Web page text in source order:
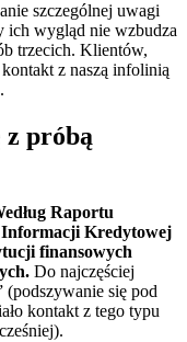
szczególnej uwagi
ich wygląd nie wzbudza
trzecich. Klientów,
z naszą infolinią
z próbą
Raportu
Kredytowej
finansowych
Do najczęściej
(podszywanie się pod
kontakt z tego typu